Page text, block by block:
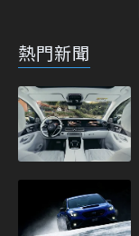
熱門新聞